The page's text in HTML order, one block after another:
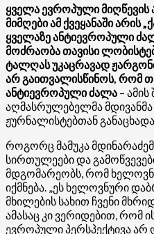
ყველა ევროპული
მიმღები ამ ქვეყანაში
ყველაზე ანტიევროპული
მოძრაობა თავისი
ტალღას უკაცრავად
არ გაითვალისწინოს, რომ
ანტიევროპული ძალა –
აღმასრულებელმა მდივანმა
ჟურნალისტებთან
როგორც მამუკა
სირთულეები და
მდგომარეობს, რომ
იქმნება. „ეს ხელოვნური
მხილების სახით ჩვენი
ამასაც კი ვერიდებით, რომ
ევროპული პერსპექტივა არ